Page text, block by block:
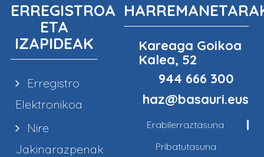
ERREGISTROA
ETA
IZAPIDEAK
Erregistro
Elektronikoa
Nire
Jakinarazpenak
Kareaga Goikoa
Kalea, 52
944 666 300
haz@basauri.eus
Erabilerraztasuna
Pribatutasuna